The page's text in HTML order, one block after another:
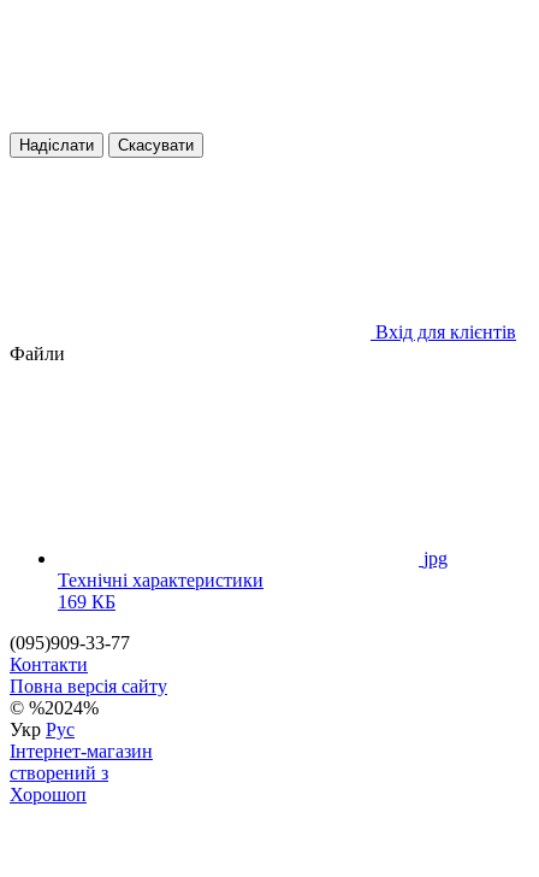
Надіслати Скасувати
Вхід для клієнтів
Файли
jpg
Технічні характеристики
169 КБ
(095)909-33-77
Контакти
Повна версія сайту
© %2024%
Укр Рус
Інтернет-магазин
створений з
Хорошоп